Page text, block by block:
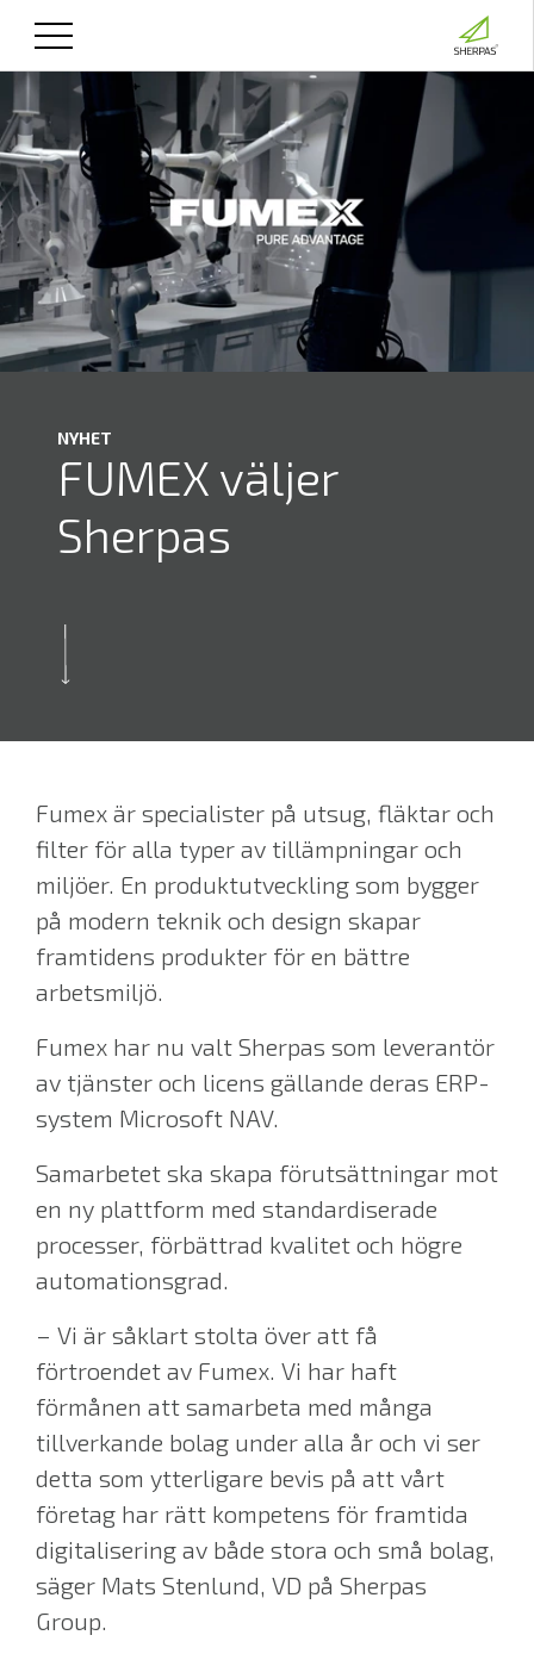
NYHET
FUMEX väljer
Sherpas
Fumex är specialister på utsug, fläktar och
filter för alla typer av tillämpningar och
miljöer. En produktutveckling som bygger
på modern teknik och design skapar
framtidens produkter för en bättre
arbetsmiljö.
Fumex har nu valt Sherpas som leverantör
av tjänster och licens gällande deras ERP-
system Microsoft NAV.
Samarbetet ska skapa förutsättningar mot
en ny plattform med standardiserade
processer, förbättrad kvalitet och högre
automationsgrad.
– Vi är såklart stolta över att få
förtroendet av Fumex. Vi har haft
förmånen att samarbeta med många
tillverkande bolag under alla år och vi ser
detta som ytterligare bevis på att vårt
företag har rätt kompetens för framtida
digitalisering av både stora och små bolag,
säger Mats Stenlund, VD på Sherpas
Group.